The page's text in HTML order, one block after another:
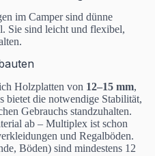
im Camper sind dünne
Sie sind leicht und flexibel,
Holzplatten von 12–15 mm,
bietet die notwendige Stabilität,
Gebrauchs standzuhalten.
ab – Multiplex ist schon
und Regalböden.
Böden) sind mindestens 12